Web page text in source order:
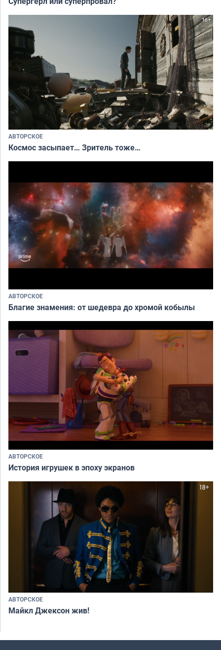
АВТОРСКОЕ
Космос засыпает… Зритель тоже…
АВТОРСКОЕ
Благие знамения: от шедевра до хромой кобылы
АВТОРСКОЕ
История игрушек в эпоху экранов
АВТОРСКОЕ
Майкл Джексон жив!